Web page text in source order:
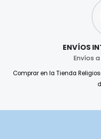
ENVÍOS
Envíos
Comprar en la Tienda